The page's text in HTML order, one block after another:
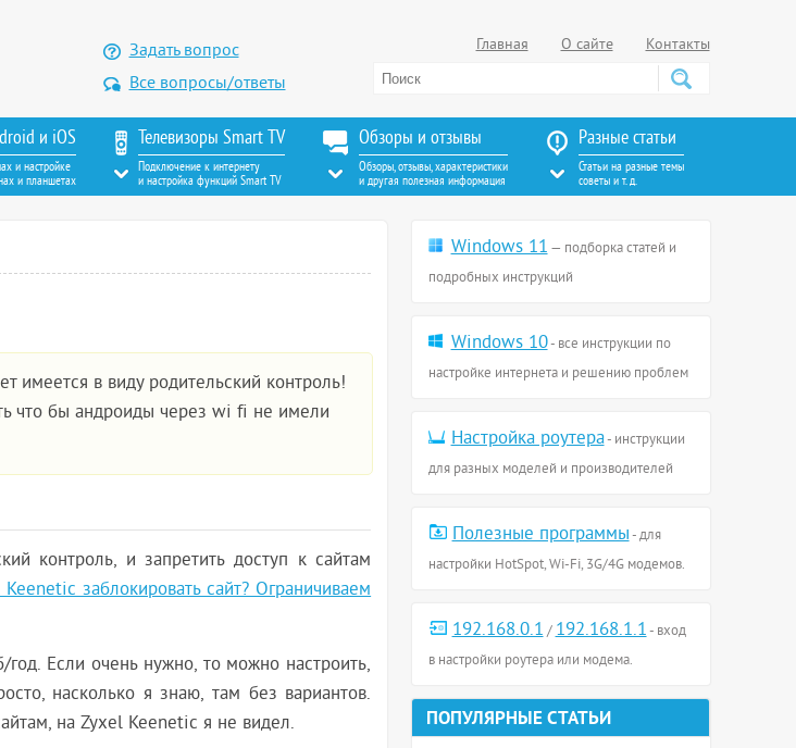
и iOS
и настройке
и планшетах
Телевизоры Smart TV
Подключение к интернету
и настройка функций Smart TV
Обзоры и отзывы
Обзоры, отзывы, характеристики
и другая полезная информация
Разные статьи
Статьи на разные темы
советы и т. д.
Задать вопрос
Все вопросы/ответы
Главная О сайте Контакты
имеется в виду родительский контроль!
что бы андроиды через wi fi не имели
контроль, и запретить доступ к сайтам
заблокировать сайт? Ограничиваем
Если очень нужно, то можно настроить,
насколько я знаю, там без вариантов.
на Zyxel Keenetic я не видел.
Windows 11 — подборка статей и
подробных инструкций
Windows 10- все инструкции по
настройке интернета и решению проблем
Настройка роутера- инструкции
для разных моделей и производителей
Полезные программы- для
настройки HotSpot, Wi-Fi, 3G/4G модемов.
192.168.0.1 /192.168.1.1- вход
в настройки роутера или модема.
ПОПУЛЯРНЫЕ СТАТЬИ